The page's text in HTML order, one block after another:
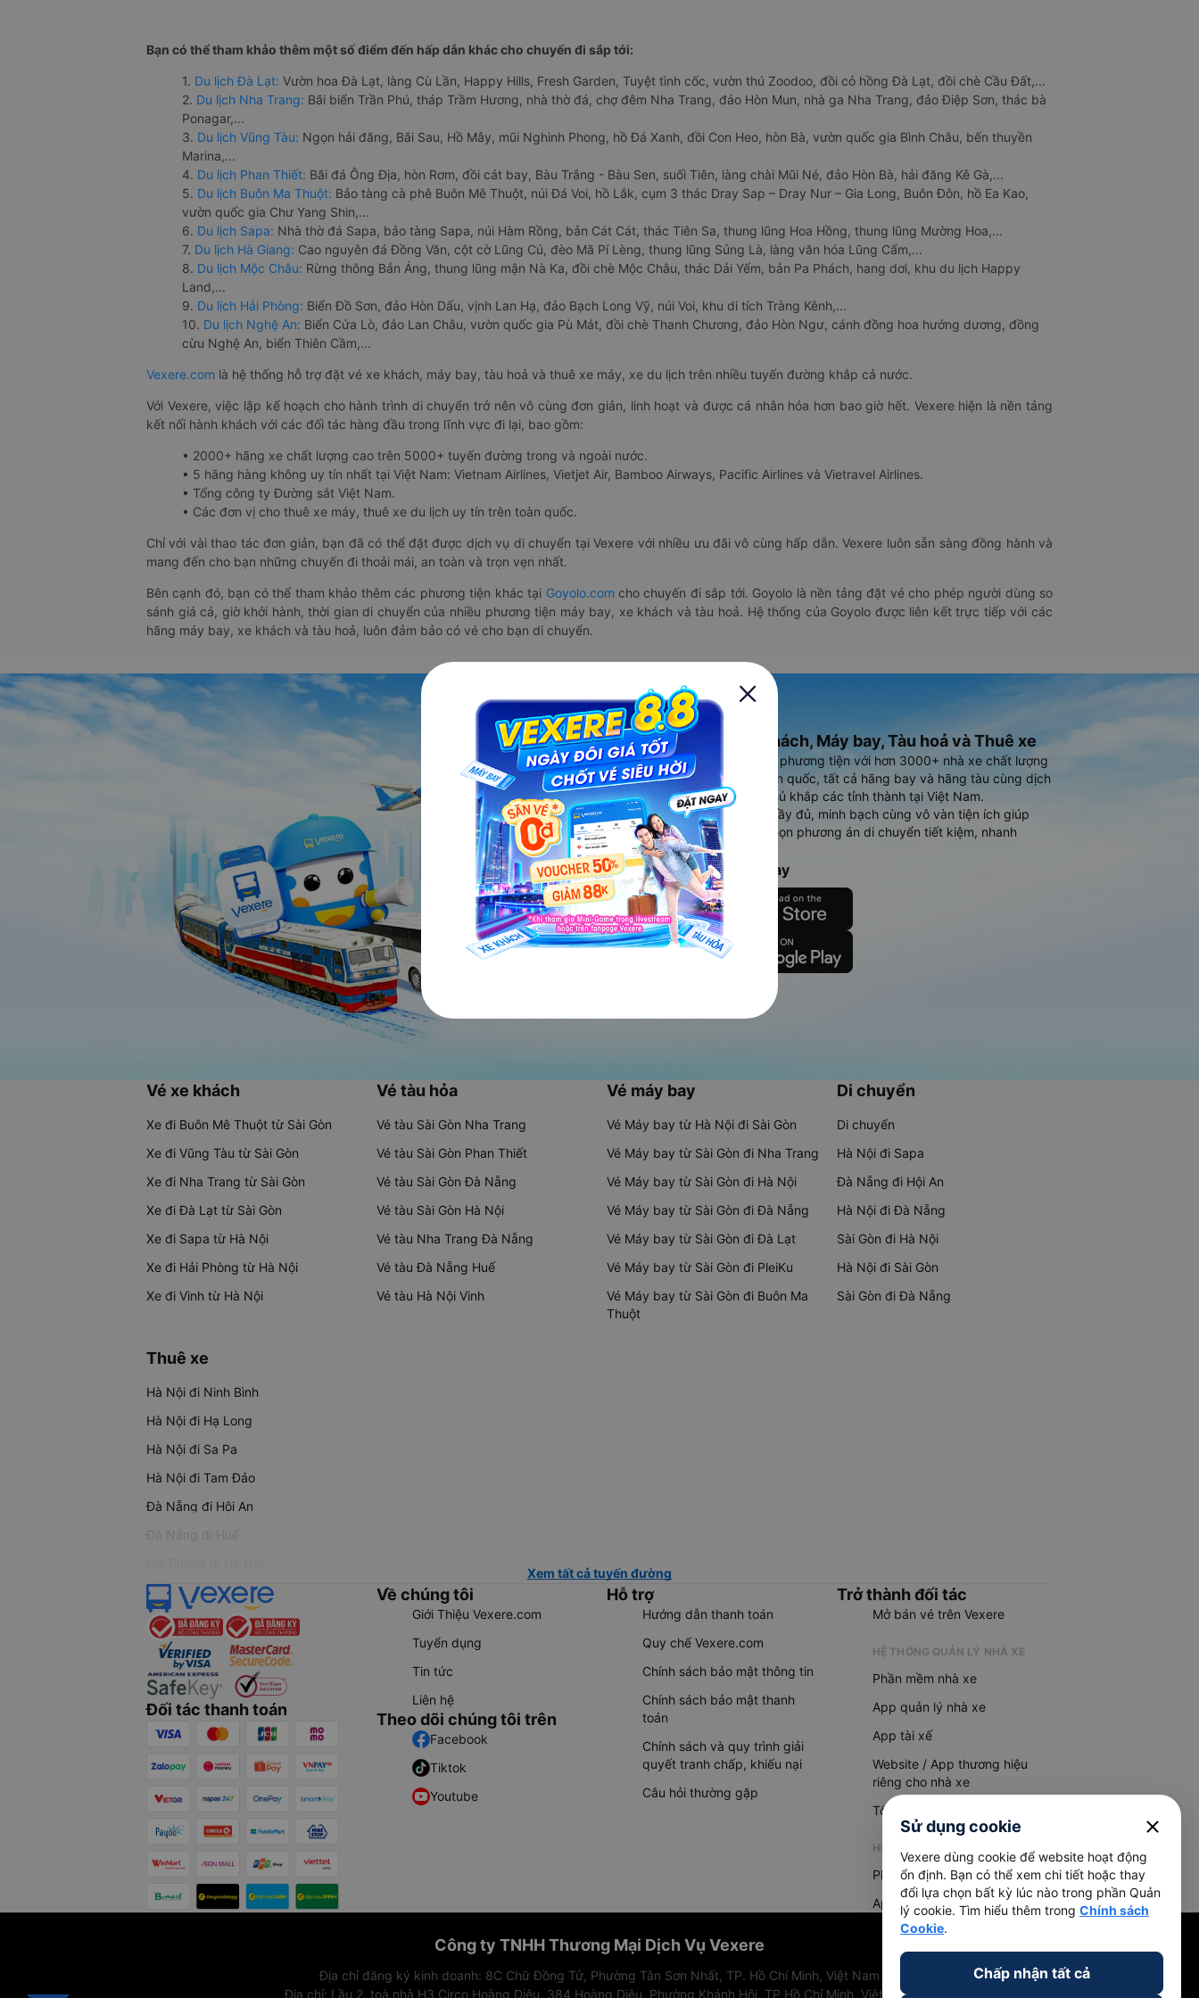
Bạn có thể tham khảo thêm một số điểm đến hấp dẫn khác cho chuyến đi sắp tới:
1. Du lịch Đà Lạt: Vườn hoa Đà Lạt, làng Cù Lần, Happy Hills, Fresh Garden, Tuyệt tình cốc, vườn thú Zoodoo, đồi cỏ hồng Đà Lạt, đồi chè Cầu Đất,...
2. Du lịch Nha Trang: Bãi biển Trần Phú, tháp Trầm Hương, nhà thờ đá, chợ đêm Nha Trang, đảo Hòn Mun, nhà ga Nha Trang, đảo Điệp Sơn, thác bà
Ponagar,...
3. Du lịch Vũng Tàu: Ngọn hải đăng, Bãi Sau, Hồ Mây, mũi Nghinh Phong, hồ Đá Xanh, đồi Con Heo, hòn Bà, vườn quốc gia Bình Châu, bến thuyền
Marina,...
4. Du lịch Phan Thiết: Bãi đá Ông Địa, hòn Rơm, đồi cát bay, Bàu Trắng - Bàu Sen, suối Tiên, làng chài Mũi Né, đảo Hòn Bà, hải đăng Kê Gà,...
5. Du lịch Buôn Ma Thuột: Bảo tàng cà phê Buôn Mê Thuột, núi Đá Voi, hồ Lắk, cụm 3 thác Dray Sap – Dray Nur – Gia Long, Buôn Đôn, hồ Ea Kao,
vườn quốc gia Chư Yang Shin,...
6. Du lịch Sapa: Nhà thờ đá Sapa, bảo tàng Sapa, núi Hàm Rồng, bản Cát Cát, thác Tiên Sa, thung lũng Hoa Hồng, thung lũng Mường Hoa,...
7. Du lịch Hà Giang: Cao nguyên đá Đồng Văn, cột cờ Lũng Cú, đèo Mã Pí Lèng, thung lũng Sủng Là, làng văn hóa Lũng Cẩm,...
8. Du lịch Mộc Châu: Rừng thông Bản Áng, thung lũng mận Nà Ka, đồi chè Mộc Châu, thác Dải Yếm, bản Pa Phách, hang dơi, khu du lịch Happy
Land,...
9. Du lịch Hải Phòng: Biển Đồ Sơn, đảo Hòn Dấu, vịnh Lan Hạ, đảo Bạch Long Vỹ, núi Voi, khu di tích Tràng Kênh,...
10. Du lịch Nghệ An: Biển Cửa Lò, đảo Lan Châu, vườn quốc gia Pù Mát, đồi chè Thanh Chương, đảo Hòn Ngư, cánh đồng hoa hướng dương, đồng
cừu Nghệ An, biển Thiên Cầm,...
Vexere.com là hệ thống hỗ trợ đặt vé xe khách, máy bay, tàu hoả và thuê xe máy, xe du lịch trên nhiều tuyến đường khắp cả nước.
Với Vexere, việc lập kế hoạch cho hành trình di chuyển trở nên vô cùng đơn giản, linh hoạt và được cá nhân hóa hơn bao giờ hết. Vexere hiện là nền tảng
kết nối hành khách với các đối tác hàng đầu trong lĩnh vực đi lại, bao gồm:
• 2000+ hãng xe chất lượng cao trên 5000+ tuyến đường trong và ngoài nước.
• 5 hãng hàng không uy tín nhất tại Việt Nam: Vietnam Airlines, Vietjet Air, Bamboo Airways, Pacific Airlines và Vietravel Airlines.
• Tổng công ty Đường sắt Việt Nam.
• Các đơn vị cho thuê xe máy, thuê xe du lịch uy tín trên toàn quốc.
Chỉ với vài thao tác đơn giản, bạn đã có thể đặt được dịch vụ di chuyển tại Vexere với nhiều ưu đãi vô cùng hấp dẫn. Vexere luôn sẵn sàng đồng hành và
mang đến cho bạn những chuyến đi thoải mái, an toàn và trọn vẹn nhất.
Bên cạnh đó, bạn có thể tham khảo thêm các phương tiện khác tại Goyolo.com cho chuyến đi sắp tới. Goyolo là nền tảng đặt vé cho phép người dùng so
sánh giá cả, giờ khởi hành, thời gian di chuyển của nhiều phương tiện máy bay, xe khách và tàu hoả. Hệ thống của Goyolo được liên kết trực tiếp với các
hãng máy bay, xe khách và tàu hoả, luôn đảm bảo có vé cho bạn di chuyển.
Ứng dụng đặt vé Xe khách, Máy bay, Tàu hoả và Thuê xe
Vexere - ứng dụng đặt vé đa phương tiện với hơn 3000+ nhà xe chất lượng
cao, 5000+ tuyến đường toàn quốc, tất cả hãng bay và hãng tàu cùng dịch
vụ thuê xe máy, xe du lịch phủ khắp các tỉnh thành tại Việt Nam.
Ứng dụng hiển thị thông tin đầy đủ, minh bạch cùng vô vàn tiện ích giúp
người dùng so sánh và lựa chọn phương án di chuyển tiết kiệm, nhanh
chóng và phù hợp nhất.
Tải ứng dụng Vexere ngay
Vé xe khách
Xe đi Buôn Mê Thuột từ Sài Gòn
Xe đi Vũng Tàu từ Sài Gòn
Xe đi Nha Trang từ Sài Gòn
Xe đi Đà Lạt từ Sài Gòn
Xe đi Sapa từ Hà Nội
Xe đi Hải Phòng từ Hà Nội
Xe đi Vinh từ Hà Nội
Vé tàu hỏa
Vé tàu Sài Gòn Nha Trang
Vé tàu Sài Gòn Phan Thiết
Vé tàu Sài Gòn Đà Nẵng
Vé tàu Sài Gòn Hà Nội
Vé tàu Nha Trang Đà Nẵng
Vé tàu Đà Nẵng Huế
Vé tàu Hà Nội Vinh
Vé máy bay
Vé Máy bay từ Hà Nội đi Sài Gòn
Vé Máy bay từ Sài Gòn đi Nha Trang
Vé Máy bay từ Sài Gòn đi Hà Nội
Vé Máy bay từ Sài Gòn đi Đà Nẵng
Vé Máy bay từ Sài Gòn đi Đà Lạt
Vé Máy bay từ Sài Gòn đi PleiKu
Vé Máy bay từ Sài Gòn đi Buôn Ma
Thuột
Di chuyển
Di chuyển
Hà Nội đi Sapa
Đà Nẵng đi Hội An
Hà Nội đi Đà Nẵng
Sài Gòn đi Hà Nội
Hà Nội đi Sài Gòn
Sài Gòn đi Đà Nẵng
Thuê xe
Hà Nội đi Ninh Bình
Hà Nội đi Hạ Long
Hà Nội đi Sa Pa
Hà Nội đi Tam Đảo
Đà Nẵng đi Hội An
Đà Nẵng đi Huế
Xem tất cả tuyến đường
Đối tác thanh toán
Về chúng tôi
Giới Thiệu Vexere.com
Tuyển dụng
Tin tức
Liên hệ
Theo dõi chúng tôi trên
Facebook
Tiktok
Youtube
Hỗ trợ
Hướng dẫn thanh toán
Quy chế Vexere.com
Chính sách bảo mật thông tin
Chính sách bảo mật thanh
toán
Chính sách và quy trình giải
quyết tranh chấp, khiếu nại
Câu hỏi thường gặp
Trở thành đối tác
Mở bán vé trên Vexere
HỆ THỐNG QUẢN LÝ NHÀ XE
Phần mềm nhà xe
App quản lý nhà xe
App tài xế
Website / App thương hiệu
riêng cho nhà xe
Tổng đài AI
HỆ THỐNG QUẢN LÝ HÀNG HOÁ
Phần mềm quản lý hàng hoá
App quản lý hàng hoá
Công ty TNHH Thương Mại Dịch Vụ Vexere
Địa chỉ đăng ký kinh doanh: 8C Chữ Đồng Tử, Phường Tân Sơn Nhất, TP. Hồ Chí Minh, Việt Nam
Địa chỉ: Lầu 2, toà nhà H3 Circo Hoàng Diệu, 384 Hoàng Diệu, Phường Khánh Hội, TP Hồ Chí Minh, Việt Nam
Sử dụng cookie close
Vexere dùng cookie để website hoạt động
ổn định. Bạn có thể xem chi tiết hoặc thay
đổi lựa chọn bất kỳ lúc nào trong phần Quản
lý cookie. Tìm hiểu thêm trong Chính sách
Cookie.
Chấp nhận tất cả